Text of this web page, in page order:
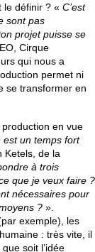
le définir ? « C’est
sont pas
projet puisse se
Cirque
qui nous a
permet ni
se transformer en
en vue
est un temps fort
Ketels, de la
à trois
que je veux faire ?
nécessaires pour
? ».
exemple), les
: très vite, il
soit l’idée